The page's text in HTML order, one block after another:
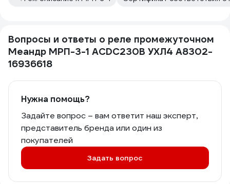
Вопросы и ответы о реле промежуточном
Меандр МРП-3-1 ACDC230В УХЛ4 A8302-
16936618
Нужна помощь?
Задайте вопрос – вам ответит наш эксперт,
представитель бренда или один из
покупателей
Задать вопрос